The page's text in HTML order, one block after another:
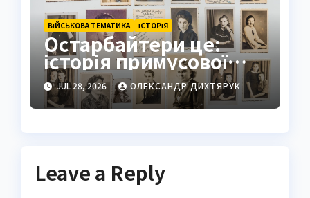
ВІЙСЬКОВА ТЕМАТИКА ІСТОРІЯ
Остарбайтери це:
історія примусової
праці українців
JUL 28, 2026 ОЛЕКСАНДР ДИХТЯРУК
Leave a Reply